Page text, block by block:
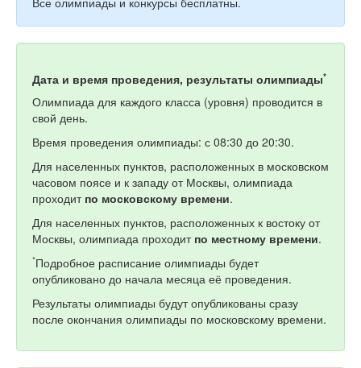
Дата и время проведения, результаты олимпиады*
Олимпиада для каждого класса (уровня) проводится в
свой день.
Время проведения олимпиады: с 08:30 до 20:30.
Для населенных пунктов, расположенных в московском
часовом поясе и к западу от Москвы, олимпиада
проходит по московскому времени.
Для населенных пунктов, расположенных к востоку от
Москвы, олимпиада проходит по местному времени.
*Подробное расписание олимпиады будет
опубликовано до начала месяца её проведения.
Результаты олимпиады будут опубликованы сразу
после окончания олимпиады по московскому времени.